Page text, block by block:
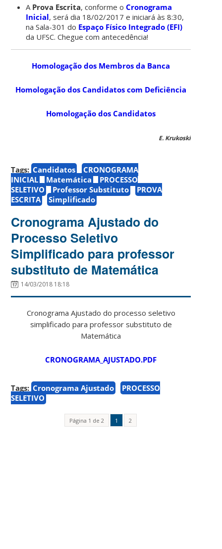
A Prova Escrita, conforme oCronograma
Inicial, será dia 18/02/2017 e iniciará às 8:30,
na Sala-301 do Espaço Físico Integrado (EFI)
da UFSC. Chegue com antecedência!
Homologação dos Membros da Banca
Homologação dos Candidatos com Deficiência
Homologação dos Candidatos
E. Krukoski
Tags: Candidatos
CRONOGRAMA
INICIAL
Matemática
PROCESSO
SELETIVO
Professor Substituto
PROVA
ESCRITA
Simplificado
Cronograma Ajustado do
Processo Seletivo
Simplificado para professor
substituto de Matemática
14/03/2018 18:18
Cronograma Ajustado do processo seletivo
simplificado para professor substituto de
Matemática
CRONOGRAMA_AJUSTADO.PDF
Tags: Cronograma Ajustado
PROCESSO
SELETIVO
Página 1 de 2 1 2